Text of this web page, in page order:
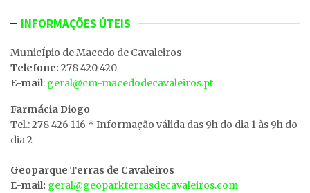
INFORMAÇÕES ÚTEIS
MunicÍpio de Macedo de Cavaleiros
Telefone: 278 420 420
E-mail: geral@cm-macedodecavaleiros.pt
Farmácia Diogo
Tel.: 278 426 116 * Informação válida das 9h do dia 1 às 9h do
dia 2
Geoparque Terras de Cavaleiros
E-mail: geral@geoparkterrasdecavaleiros.com